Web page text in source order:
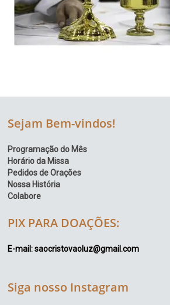
Sejam Bem-vindos!
Programação do Mês
Horário da Missa
Pedidos de Orações
Nossa História
Colabore
PIX PARA DOAÇÕES:
E-mail: saocristovaoluz@gmail.com
Siga nosso Instagram